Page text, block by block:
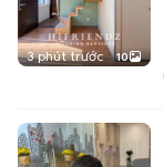
3 phút trước 10